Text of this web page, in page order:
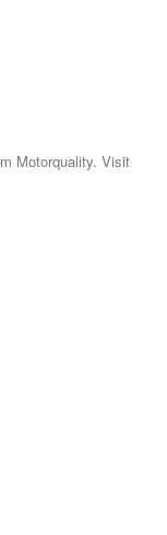
Motorquality. Visit